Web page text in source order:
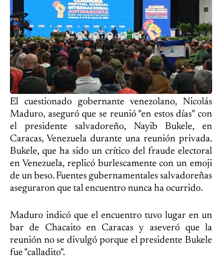
El cuestionado gobernante venezolano, Nicolás
Maduro, aseguró que se reunió "en estos días" con
el presidente salvadoreño, Nayib Bukele, en
Caracas, Venezuela durante una reunión privada.
Bukele, que ha sido un crítico del fraude electoral
en Venezuela, replicó burlescamente con un emoji
de un beso. Fuentes gubernamentales salvadoreñas
aseguraron que tal encuentro nunca ha ocurrido.
Maduro indicó que el encuentro tuvo lugar en un
bar de Chacaito en Caracas y aseveró que la
reunión no se divulgó porque el presidente Bukele
fue "calladito".